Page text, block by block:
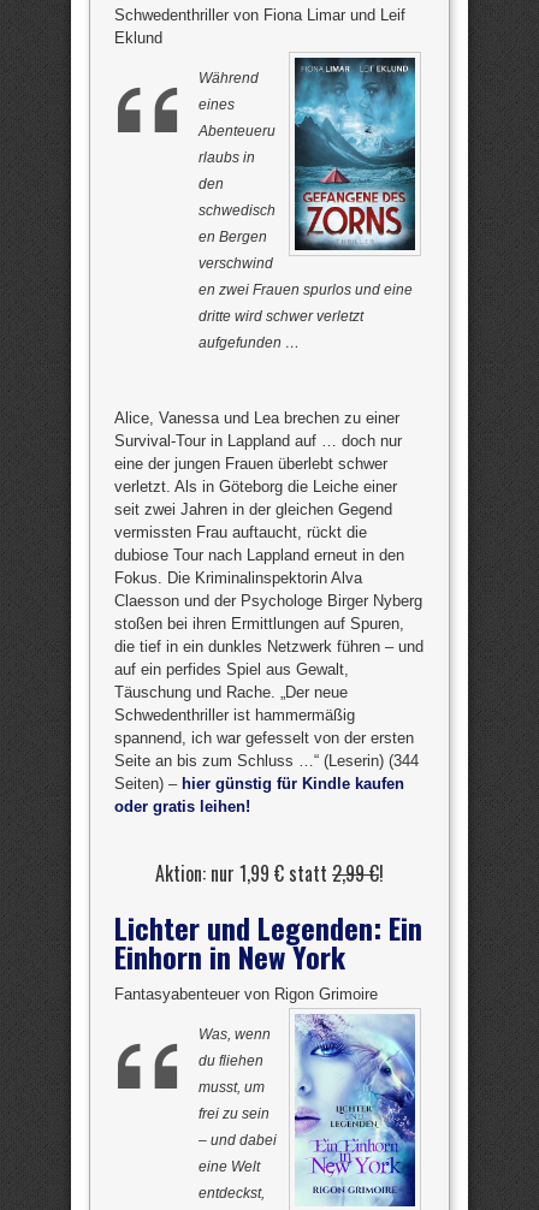
Schwedenthriller von Fiona Limar und Leif
Eklund
Während
eines
Abenteueru
rlaubs in
den
schwedisch
en Bergen
verschwind
en zwei Frauen spurlos und eine
dritte wird schwer verletzt
aufgefunden …
Alice, Vanessa und Lea brechen zu einer
Survival-Tour in Lappland auf … doch nur
eine der jungen Frauen überlebt schwer
verletzt. Als in Göteborg die Leiche einer
seit zwei Jahren in der gleichen Gegend
vermissten Frau auftaucht, rückt die
dubiose Tour nach Lappland erneut in den
Fokus. Die Kriminalinspektorin Alva
Claesson und der Psychologe Birger Nyberg
stoßen bei ihren Ermittlungen auf Spuren,
die tief in ein dunkles Netzwerk führen – und
auf ein perfides Spiel aus Gewalt,
Täuschung und Rache. „Der neue
Schwedenthriller ist hammermäßig
spannend, ich war gefesselt von der ersten
Seite an bis zum Schluss …“ (Leserin) (344
Seiten) – hier günstig für Kindle kaufen
oder gratis leihen!
Aktion: nur 1,99 € statt 2,99 €!
Lichter und Legenden: Ein
Einhorn in New York
Fantasyabenteuer von Rigon Grimoire
Was, wenn
du fliehen
musst, um
frei zu sein
– und dabei
eine Welt
entdeckst,